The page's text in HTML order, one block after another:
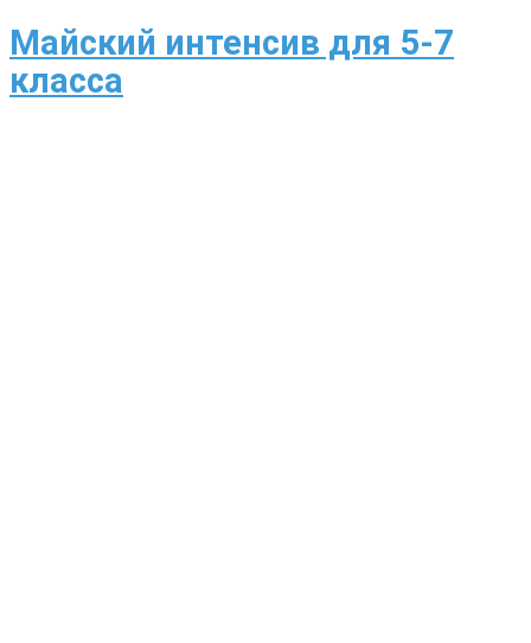
Майский интенсив для 5-7
класса